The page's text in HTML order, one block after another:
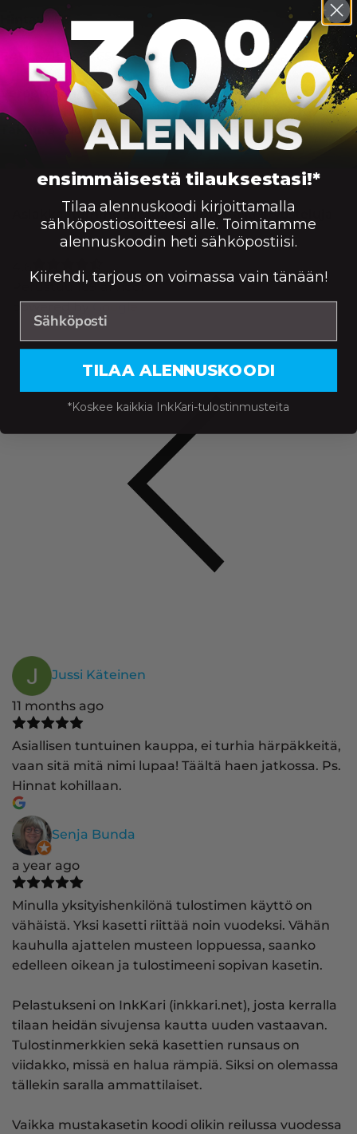
Hinta:9.90
8715946465678
Veroprosentti: Alv 25.5%
Takuu: 3 vuotta
Asiakkailtamme saatua palautetta ja arvosteluja
Perustuu 169 arvioon
powered byGoogle
Jussi Käteinen
11 months ago
Asiallisen tuntuinen kauppa, ei turhia härpäkkeitä,
vaan sitä mitä nimi lupaa! Täältä haen jatkossa. Ps.
Hinnat kohillaan.
Senja Bunda
a year ago
Minulla yksityishenkilönä tulostimen käyttö on
vähäistä. Yksi kasetti riittää noin vuodeksi. Vähän
kauhulla ajattelen musteen loppuessa, saanko
edelleen oikean ja tulostimeeni sopivan kasetin.
Pelastukseni on InkKari (inkkari.net), josta kerralla
tilaan heidän sivujensa kautta uuden vastaavan.
Tulostinmerkkien sekä kasettien runsaus on
viidakko, missä en halua rämpiä. Siksi on olemassa
tällekin saralla ammattilaiset.
Vaikka mustakasetin koodi olikin reilussa vuodessa
ensimmäisestä tilauksestasi!*
Tilaa alennuskoodi kirjoittamalla
sähköpostiosoitteesi alle. Toimitamme
alennuskoodin heti sähköpostiisi.
Kiirehdi, tarjous on voimassa vain tänään!
TILAA ALENNUSKOODI
*Koskee kaikkia InkKari-tulostinmusteita